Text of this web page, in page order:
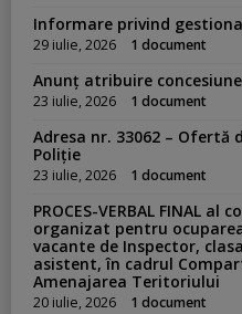
Informare privind
29 iulie, 2026 1 document
Anunț atribuire concesiune
23 iulie, 2026 1 document
Adresa nr. 33062 – Ofertă
Poliție
23 iulie, 2026 1 document
PROCES-VERBAL FINAL
organizat pentru
vacante de Inspector,
asistent, în cadrul
Amenajarea Teritoriului
20 iulie, 2026 1 document